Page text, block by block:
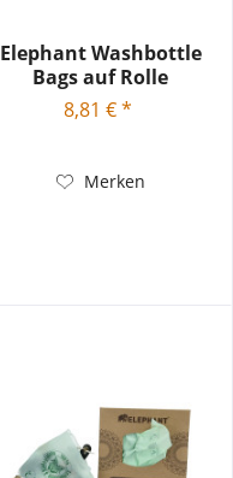
Elephant Washbottle
Bags auf Rolle
Biologisch...
8,81 € *
Merken